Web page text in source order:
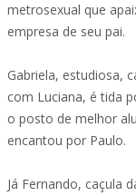
metrosexual que
empresa de seu pai.
Gabriela, estudiosa,
com Luciana, é tida
o posto de melhor
encantou por Paulo.
Já Fernando, caçula